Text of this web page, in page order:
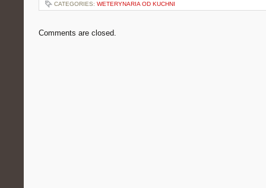
CATEGORIES: WETERYNARIA OD KUCHNI
Comments are closed.